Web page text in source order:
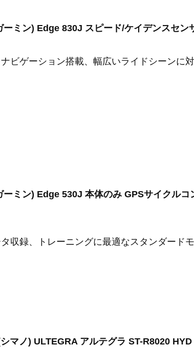
ーミン) Edge 830J スピード/ケイデンスセン
ビゲーション搭載、幅広いライドシーンに
ーミン) Edge 530J 本体のみ GPSサイクルコ
収録、トレーニングに最適なスタンダード
マノ) ULTEGRA アルテグラ ST-R8020